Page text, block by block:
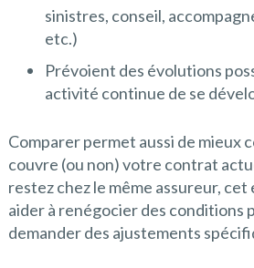
sinistres, conseil,
etc.)
Prévoient des évolutions
activité continue de se
Comparer permet aussi de mieux
couvre (ou non) votre contrat
restez chez le même assureur,
aider à renégocier des conditions
demander des ajustements